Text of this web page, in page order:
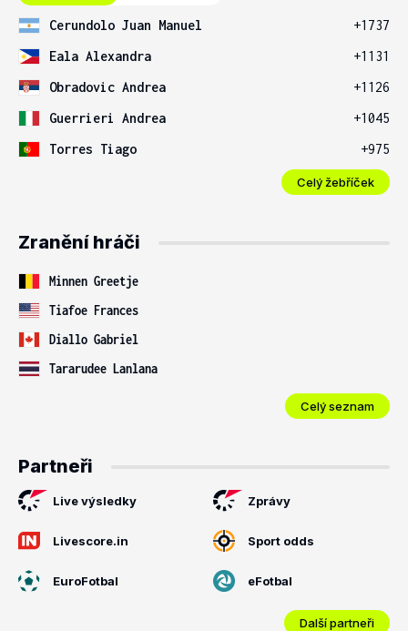
Cerundolo Juan Manuel
+1737
Eala Alexandra
+1131
Obradovic Andrea
+1126
Guerrieri Andrea
+1045
Torres Tiago
+975
Celý žebříček
Zranění hráči
Minnen Greetje
Tiafoe Frances
Diallo Gabriel
Tararudee Lanlana
Celý seznam
Partneři
Live výsledky Zprávy
Livescore.in Sport odds
EuroFotbal eFotbal
Další partneři